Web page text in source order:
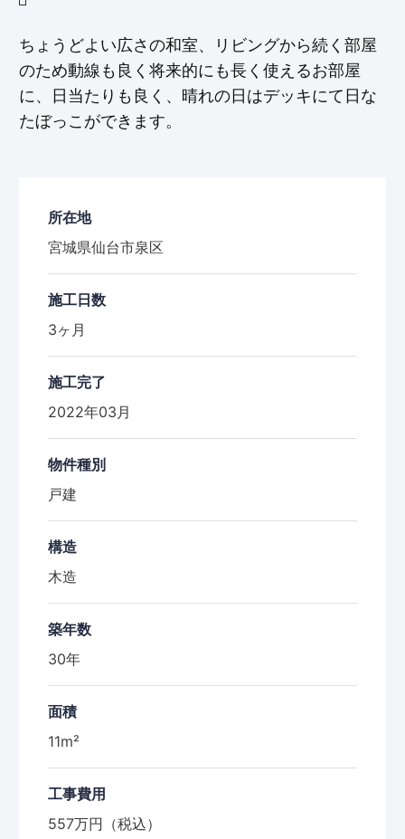
ちょうどよい広さの和室、リビングから続く部屋
のため動線も良く将来的にも長く使えるお部屋
に、日当たりも良く、晴れの日はデッキにて日な
たぼっこができます。
所在地
宮城県仙台市泉区
施工日数
3ヶ月
施工完了
2022年03月
物件種別
戸建
構造
木造
築年数
30年
面積
11m²
工事費用
557万円（税込）